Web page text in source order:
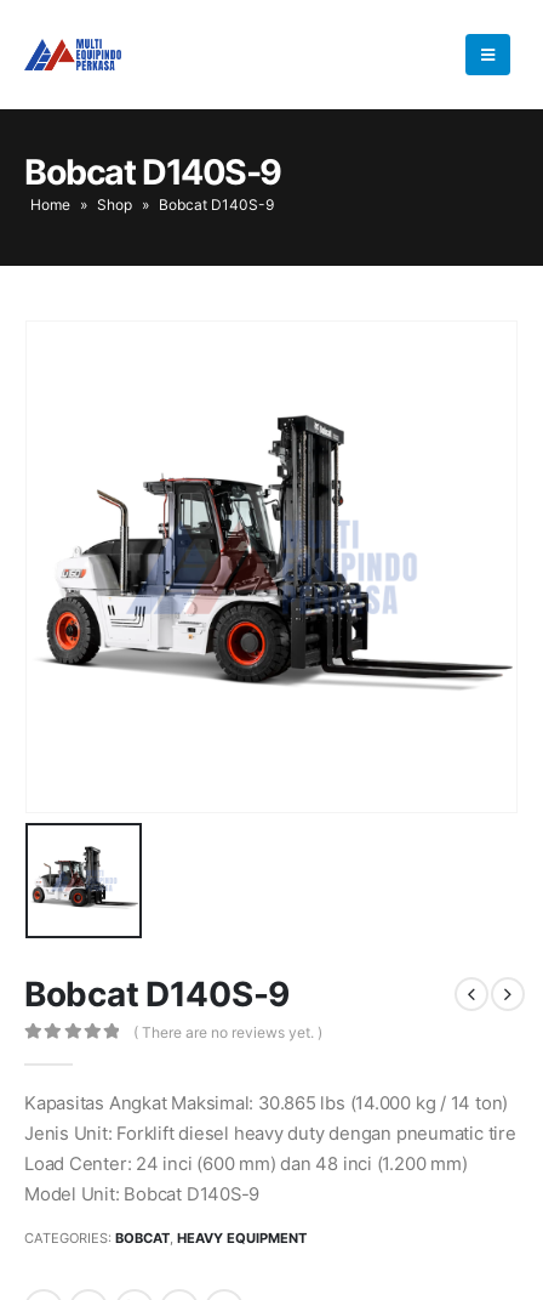
Bobcat D140S-9
Home » Shop » Bobcat D140S-9
Bobcat D140S-9
( There are no reviews yet. )
Kapasitas Angkat Maksimal: 30.865 lbs (14.000 kg / 14 ton)
Jenis Unit: Forklift diesel heavy duty dengan pneumatic tire
Load Center: 24 inci (600 mm) dan 48 inci (1.200 mm)
Model Unit: Bobcat D140S-9
CATEGORIES: BOBCAT, HEAVY EQUIPMENT